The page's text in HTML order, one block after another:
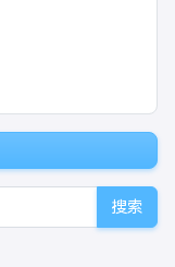
搜索